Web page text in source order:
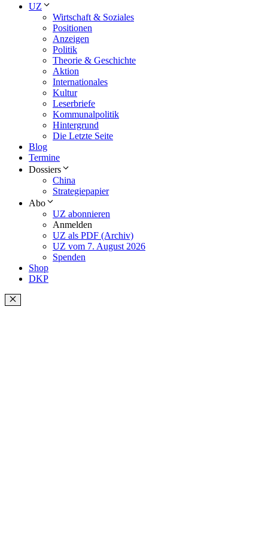
UZ
Wirtschaft & Soziales
Positionen
Anzeigen
Politik
Theorie & Geschichte
Aktion
Internationales
Kultur
Leserbriefe
Kommunalpolitik
Hintergrund
Die Letzte Seite
Blog
Termine
Dossiers
China
Strategiepapier
Abo
UZ abonnieren
Anmelden
UZ als PDF (Archiv)
UZ vom 7. August 2026
Spenden
Shop
DKP
Schließen